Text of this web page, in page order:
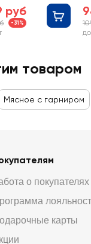
с 6
руб
-31%
с
товаром
Мясное с гарниром
о покупателях
карты